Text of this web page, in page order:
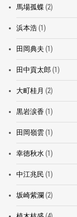
馬場孤蝶 (2)
浜本浩(1)
田岡典夫 (1)
田中貢太郎 (1)
大町桂月 (2)
黒岩涙香(1)
田岡嶺雲(1)
幸徳秋水 (1)
中江兆民 (1)
坂崎紫瀾 (2)